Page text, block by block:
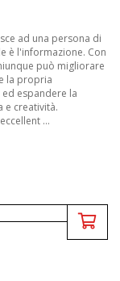
ad una persona di
è l'informazione. Con
può migliorare
la propria
espandere la
e creatività.
...